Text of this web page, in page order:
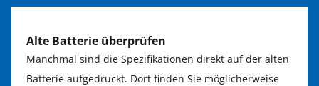
Alte Batterie überprüfen
Manchmal sind die Spezifikationen direkt auf der alten
Batterie aufgedruckt. Dort finden Sie möglicherweise